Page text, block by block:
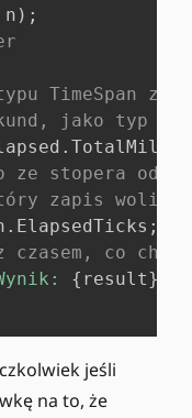
n ) ;
TimeSpan
jako typ
.
ze stopera
zapis
. ElapsedTicks ;
co
{ result}
jeśli
na to, że